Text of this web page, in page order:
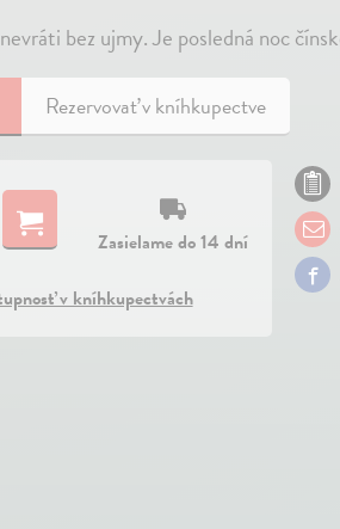
bez ujmy. Je posledná noc
Rezervovať v kníhkupectve
Zasielame do 14 dní
v kníhkupectvách